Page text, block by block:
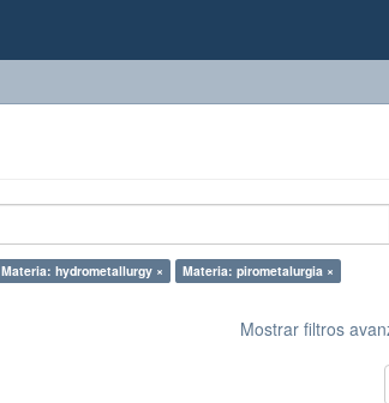
Materia: hydrometallurgy ×
Materia: pirometalurgia ×
Mostrar filtros